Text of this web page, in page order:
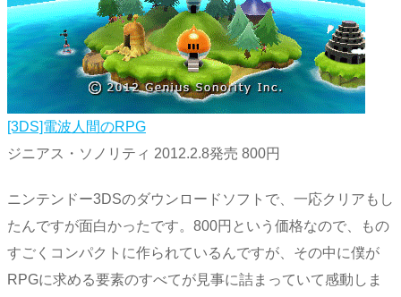
[3DS]電波人間のRPG
ジニアス・ソノリティ 2012.2.8発売 800円
ニンテンドー3DSのダウンロードソフトで、一応クリアもし
たんですが面白かったです。800円という価格なので、もの
すごくコンパクトに作られているんですが、その中に僕が
RPGに求める要素のすべてが見事に詰まっていて感動しま